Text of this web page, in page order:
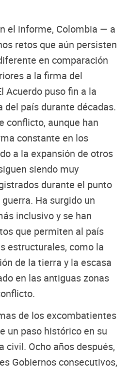
el informe, Colombia — a
retos que aún persisten
en comparación
a la firma del
Acuerdo puso fin a la
del país durante décadas.
conflicto, aunque han
constante en los
a la expansión de otros
siendo muy
durante el punto
Ha surgido un
inclusivo y se han
que permiten al país
estructurales, como la
de la tierra y la escasa
en las antiguas zonas
de los excombatientes
un paso histórico en su
civil. Ocho años después,
Gobiernos consecutivos,